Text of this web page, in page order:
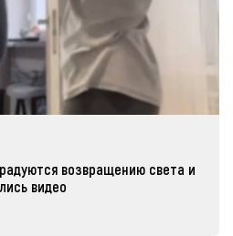
возвращению света и
видео